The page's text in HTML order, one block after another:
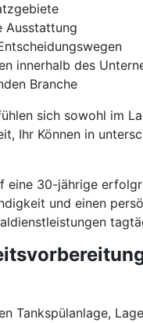
Ausstattung
innerhalb des
Branche
sich sowohl im
Ihr Können in
30-jährige
und einen
Tankspülanlage,